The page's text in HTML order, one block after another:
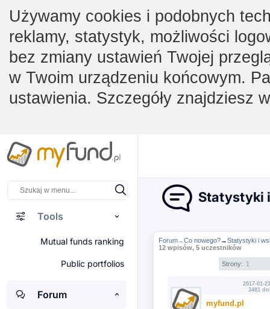
Używamy cookies i podobnych
reklamy, statystyk, możliwości
bez zmiany ustawień Twojej
w Twoim urządzeniu końcowym.
ustawienia. Szczegóły znajdziesz
Tools
Mutual funds ranking
Public portfolios
Forum
Statystyki
Forum→Co nowego?→Statystyki i
12 wpisów, 5 uczestników
Strony: 1
2017-01-
3481
myfund.pl